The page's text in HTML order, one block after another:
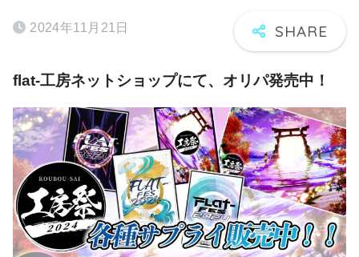
2024年11月21日
flat-工房ネットショップにて、オリパ発売中！